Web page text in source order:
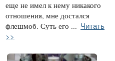
еще не имел к нему никакого
отношения, мне достался
флешмоб. Суть его ... Читать
>>